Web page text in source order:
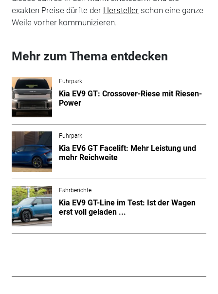
exakten Preise dürfte der Herstellerschon eine ganze
Weile vorher kommunizieren.
Mehr zum Thema entdecken
Fuhrpark
Kia EV9 GT: Crossover-Riese mit Riesen-
Power
Fuhrpark
Kia EV6 GT Facelift: Mehr Leistung und
mehr Reichweite
Fahrberichte
Kia EV9 GT-Line im Test: Ist der Wagen
erst voll geladen ...